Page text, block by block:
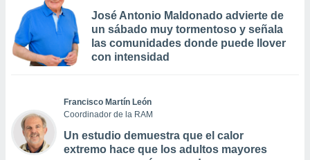
José Antonio Maldonado advierte de
un sábado muy tormentoso y señala
las comunidades donde puede llover
con intensidad
Francisco Martín León
Coordinador de la RAM
Un estudio demuestra que el calor
extremo hace que los adultos mayores